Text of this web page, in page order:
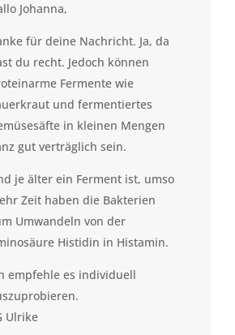
Johanna,
für deine Nachricht. Ja, da
du recht. Jedoch können
Fermente wie
und fermentiertes
in kleinen Mengen
gut verträglich sein.
je älter ein Ferment ist, umso
Zeit haben die Bakterien
Umwandeln von der
Histidin in Histamin.
empfehle es individuell
Ulrike